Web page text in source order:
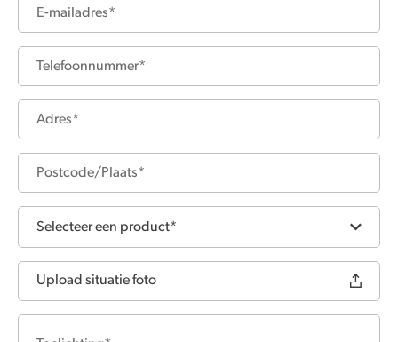
Selecteer een product*
Upload situatie foto